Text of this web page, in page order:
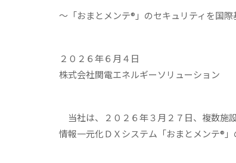
～「おまとメンテ®」のセキュリティを国
２０２６年６月４日
株式会社関電エネルギーソリューション
当社は、２０２６年３月２７日、複数施
情報一元化ＤＸシステム「おまとメンテ®」